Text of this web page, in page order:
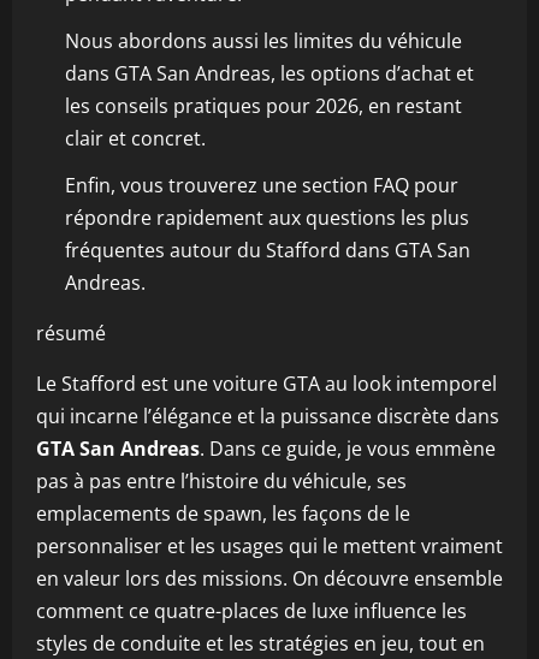
Nous abordons aussi les limites du véhicule
dans GTA San Andreas, les options d’achat et
les conseils pratiques pour 2026, en restant
clair et concret.
Enfin, vous trouverez une section FAQ pour
répondre rapidement aux questions les plus
fréquentes autour du Stafford dans GTA San
Andreas.
résumé
Le Stafford est une voiture GTA au look intemporel
qui incarne l’élégance et la puissance discrète dans
GTA San Andreas. Dans ce guide, je vous emmène
pas à pas entre l’histoire du véhicule, ses
emplacements de spawn, les façons de le
personnaliser et les usages qui le mettent vraiment
en valeur lors des missions. On découvre ensemble
comment ce quatre-places de luxe influence les
styles de conduite et les stratégies en jeu, tout en